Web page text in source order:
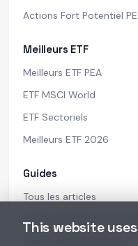
Actions Fort Potentiel
Meilleurs ETF
Meilleurs ETF PEA
ETF MSCI World
ETF Sectoriels
Meilleurs ETF 2026
Guides
Tous les articles
This website